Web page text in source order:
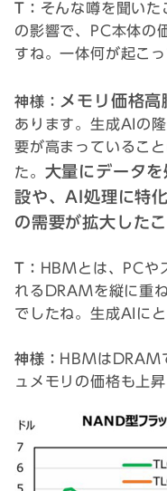
T： そんな噂を聞い
の影響で、PC本体の
すね。一体何が起こ
神様： メモリ価格
あります。生成AIの
要が高まっているこ
た。 大量にデータ
設や、AI処理に特
の需要が拡大した
T： HBMとは、PCや
れるDRAMを縦に重
でしたね。生成AIに
神様： HBMはDRAM
ュメモリの価格も上昇